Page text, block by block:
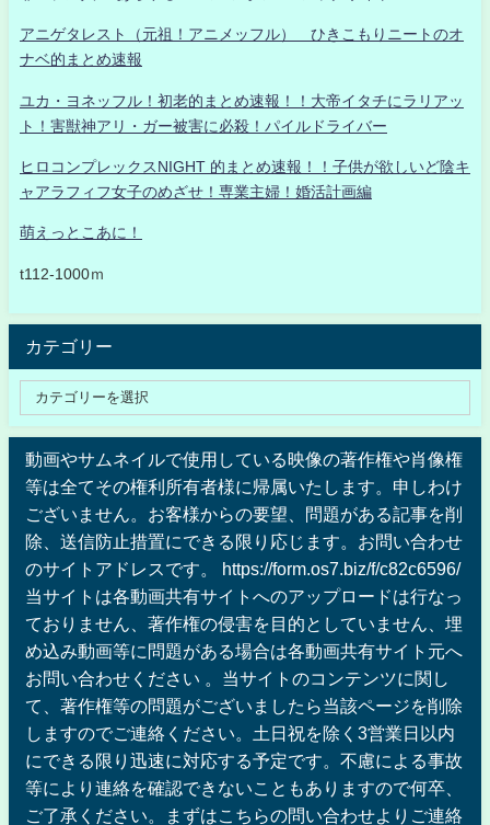
アニゲタレスト（元祖！アニメッフル） ひきこもりニートのオ
ナベ的まとめ速報
ユカ・ヨネッフル！初老的まとめ速報！！大帝イタチにラリアッ
ト！害獣神アリ・ガー被害に必殺！パイルドライバー
ヒロコンプレックスNIGHT 的まとめ速報！！子供が欲しいど陰キ
ャアラフィフ女子のめざせ！専業主婦！婚活計画編
萌えっとこあに！
t112-1000ｍ
カテゴリー
動画やサムネイルで使用している映像の著作権や肖像権
等は全てその権利所有者様に帰属いたします。申しわけ
ございません。お客様からの要望、問題がある記事を削
除、送信防止措置にできる限り応じます。お問い合わせ
のサイトアドレスです。 https://form.os7.biz/f/c82c6596/
当サイトは各動画共有サイトへのアップロードは行なっ
ておりません、著作権の侵害を目的としていません、埋
め込み動画等に問題がある場合は各動画共有サイト元へ
お問い合わせください 。当サイトのコンテンツに関し
て、著作権等の問題がございましたら当該ページを削除
しますのでご連絡ください。土日祝を除く3営業日以内
にできる限り迅速に対応する予定です。不慮による事故
等により連絡を確認できないこともありますので何卒、
ご了承ください。まずはこちらの問い合わせよりご連絡